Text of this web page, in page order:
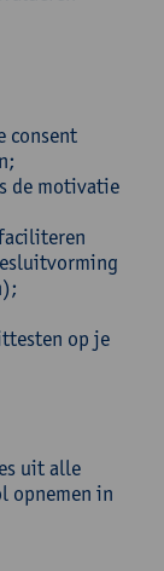
consent
de motivatie
op je
uit alle
opnemen in